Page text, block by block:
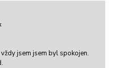
jsem jsem byl spokojen.